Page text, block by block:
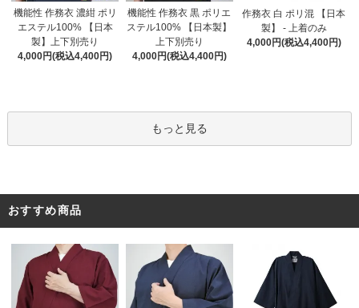
機能性 作務衣 濃紺 ポリ
エステル100% 【日本
製】上下別売り
4,000円(税込4,400円)
機能性 作務衣 黒 ポリエ
ステル100% 【日本製】
上下別売り
4,000円(税込4,400円)
作務衣 白 ポリ混 【日本
製】 - 上着のみ
4,000円(税込4,400円)
もっと見る
おすすめ商品